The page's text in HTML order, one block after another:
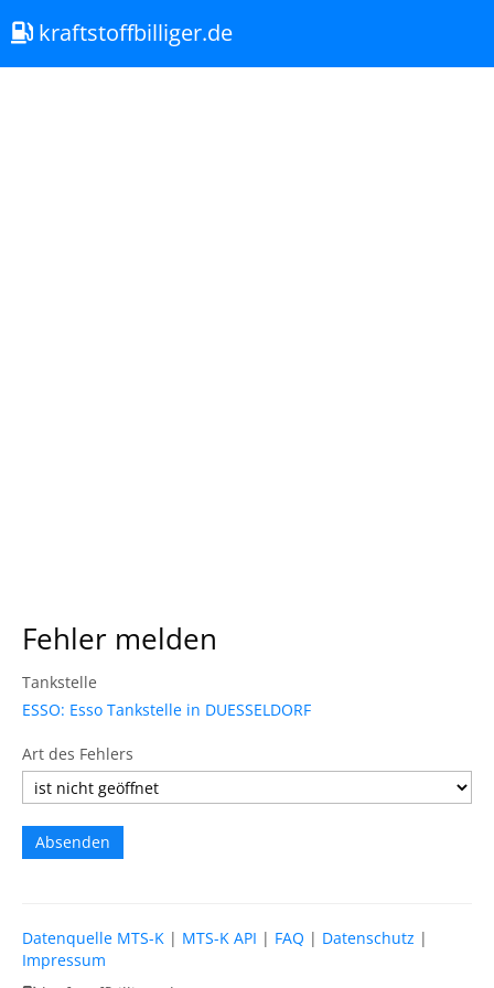
kraftstoffbilliger.de
Fehler melden
Tankstelle
ESSO: Esso Tankstelle in DUESSELDORF
Art des Fehlers
Datenquelle MTS-K | MTS-K API | FAQ | Datenschutz |
Impressum